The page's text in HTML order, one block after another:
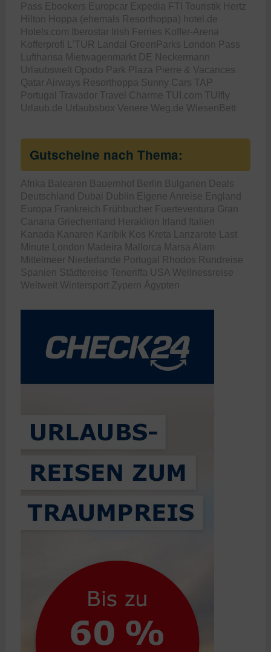
Pass Ebookers Europcar Expedia FTI Touristik Hertz
Hilton Hoppa (ehemals Resorthoppa) hotel.de
Hotels.com
Iberostar Irish Ferries Koffer-Arena
Kofferprofi L'TUR Landal GreenParks London Pass
Lufthansa Mietwagenmarkt DE Neckermann
Urlaubswelt Opodo Park Plaza Pierre & Vacances
Qatar Airways Resorthoppa Sunny Cars
TAP
Portugal
Travador Travel Charme TUI.com
TUIfly
Urlaub.de Urlaubsbox Venere Weg.de WiesenBett
Gutscheine nach Thema:
Afrika Balearen Bauernhof Berlin Bulgarien Deals
Deutschland
Dubai Dublin Eigene Anreise England
Europa Frankreich Frühbucher Fuerteventura Gran
Canaria Griechenland Heraklion Irland
Italien
Kanada Kanaren Karibik Kos Kreta Lanzarote Last
Minute London Madeira Mallorca Marsa Alam
Mittelmeer Niederlande Portugal Rhodos Rundreise
Spanien Städtereise Teneriffa USA Wellnessreise
Weltweit Wintersport Zypern Ägypten